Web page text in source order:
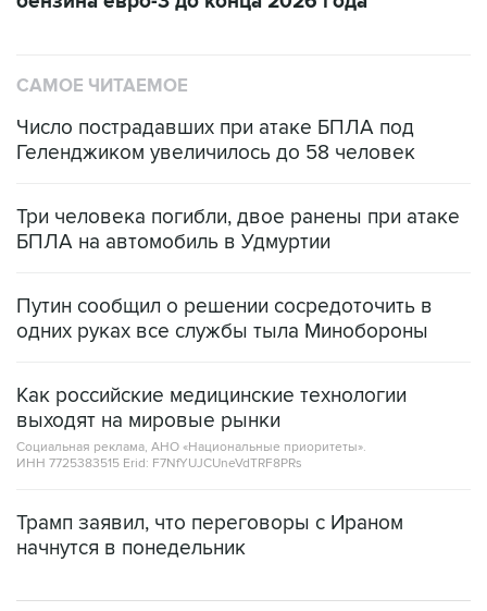
Число пострадавших при атаке БПЛА под
Три человека погибли, двое ранены при атаке
Путин сообщил о решении сосредоточить в
Как российские медицинские технологии
Социальная реклама, АНО «Национальные приоритеты».
ИНН 7725383515 Erid: F7NfYUJCUneVdTRF8PRs